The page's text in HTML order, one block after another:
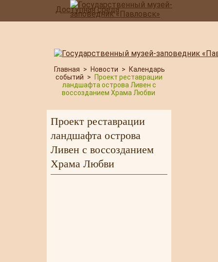
Доступная среда
Главная > Новости >
Календарь
событий >
Проект реставрации
ландшафта острова Ливен с
воссозданием Храма Любви
Проект реставрации
ландшафта острова
Ливен с воссозданием
Храма Любви